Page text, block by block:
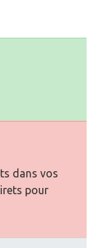
dans vos
pour